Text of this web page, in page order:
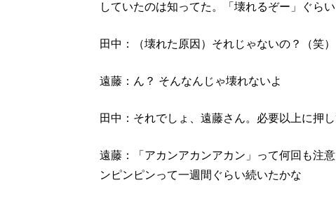
していたのは知ってた。「壊れるぞー」ぐら
田中：（壊れた原因）それじゃないの？（笑）
遠藤：ん？ そんなんじゃ壊れないよ
田中：それでしょ、遠藤さん。必要以上に押
遠藤：「アカンアカンアカン」って何回も注
ンピンピンって一週間ぐらい続いたかな